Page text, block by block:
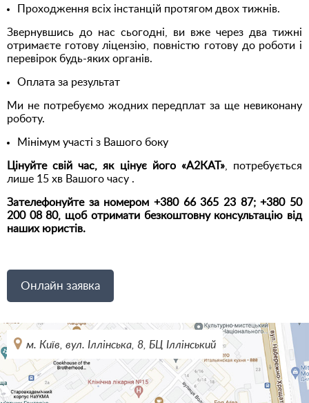
Проходження всіх інстанцій протягом двох тижнів.
Звернувшись до нас сьогодні, ви вже через два тижні
отримаєте готову ліцензію, повністю готову до роботи і
перевірок будь-яких органів.
Оплата за результат
Ми не потребуємо жодних передплат за ще невиконану
роботу.
Мінімум участі з Вашого боку
Цінуйте свій час, як цінує його «А2КАТ», потребується
лише 15 хв Вашого часу .
Зателефонуйте за номером +380 66 365 23 87; +380 50
200 08 80, щоб отримати безкоштовну консультацію від
наших юристів.
Онлайн заявка
м. Київ, вул. Іллінська, 8, БЦ Іллінський